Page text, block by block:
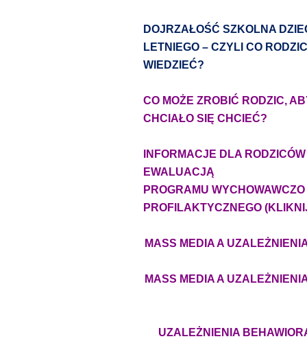
DOJRZAŁOŚĆ SZKOLNA
LETNIEGO – CZYLI CO
WIEDZIEĆ?
CO MOŻE ZROBIĆ RODZIC,
CHCIAŁO SIĘ CHCIEĆ?
INFORMACJE DLA
EWALUACJĄ
PROGRAMU WYCHOWAWCZO
PROFILAKTYCZNEGO
MASS MEDIA A
MASS MEDIA A
UZALEŻNIENIA